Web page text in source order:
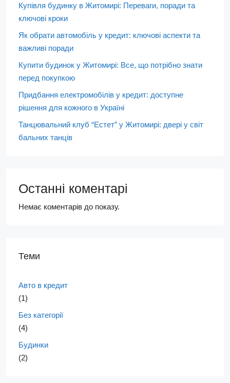
Купівля будинку в Житомирі: Переваги, поради та
ключові кроки
Як обрати автомобіль у кредит: ключові аспекти та
важливі поради
Купити будинок у Житомирі: Все, що потрібно знати
перед покупкою
Придбання електромобілів у кредит: доступне
рішення для кожного в Україні
Танцювальний клуб “Естет” у Житомирі: двері у світ
бальних танців
Останні коментарі
Немає коментарів до показу.
Теми
Авто в кредит
(1)
Без категорії
(4)
Будинки
(2)